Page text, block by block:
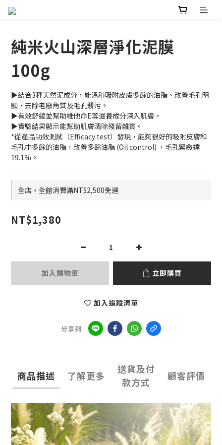
純米火山深層淨化泥膜
100g
▶結合3種天然泥成分，能溫和吸附皮膚多餘的油脂、改善毛孔明
顯，去除老廢角質及毛孔髒污。
▶有效舒緩並幫助維他命E等滋養成分深入肌膚。
▶實驗結果顯示能幫助肌膚清除殘留雜質。
*從產品功效測試（Efficacy test）發現，能夠很好的吸附皮膚和
毛孔中多餘的油脂，改善多餘油脂 (Oil control) ，毛孔緊緻達
19.1%。
全店，全館消費滿NT$2,500免運
NT$1,380
加入購物車 立即購買
加入追蹤清單
分享到
商品描述 了解更多
送貨及付
款方式
顧客評價